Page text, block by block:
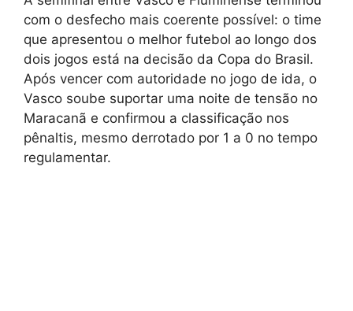
com o desfecho mais coerente possível: o time
que apresentou o melhor futebol ao longo dos
dois jogos está na decisão da Copa do Brasil.
Após vencer com autoridade no jogo de ida, o
Vasco soube suportar uma noite de tensão no
Maracanã e confirmou a classificação nos
pênaltis, mesmo derrotado por 1 a 0 no tempo
regulamentar.